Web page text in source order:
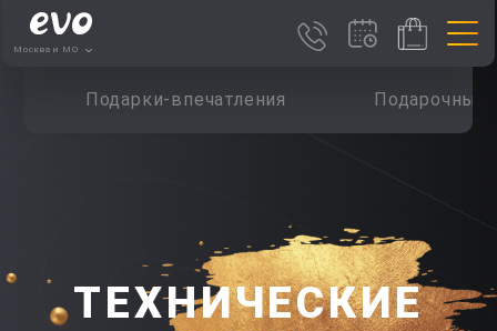
Москва и МО
Подарки-впечатления Подарочные
ТЕХНИЧЕСКИЕ